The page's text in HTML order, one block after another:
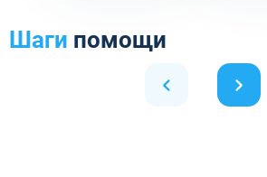
Шаги помощи